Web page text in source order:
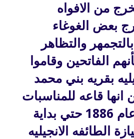
من الافواه
بعض الغوغاء
والتظاهر
الفاتحين وقاموا
بقريه بني محمد
انها قاعه للمناسبات
وبرغم ملكيتها للطائفه الانجيليه منذ عام 1886 حتي بداية
عام 2002 وهي بحيازة الطائفه الانجيليه